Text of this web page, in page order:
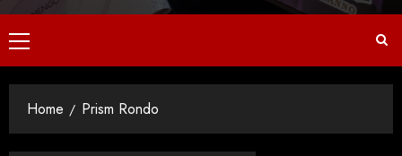
Home Prism Rondo